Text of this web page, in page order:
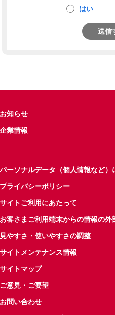
はい
送信
お知らせ
企業情報
パーソナルデータ（個人情報など）
プライバシーポリシー
サイトご利用にあたって
お客さまご利用端末からの情報の外
見やすさ・使いやすさの調整
サイトメンテナンス情報
サイトマップ
ご意見・ご要望
お問い合わせ